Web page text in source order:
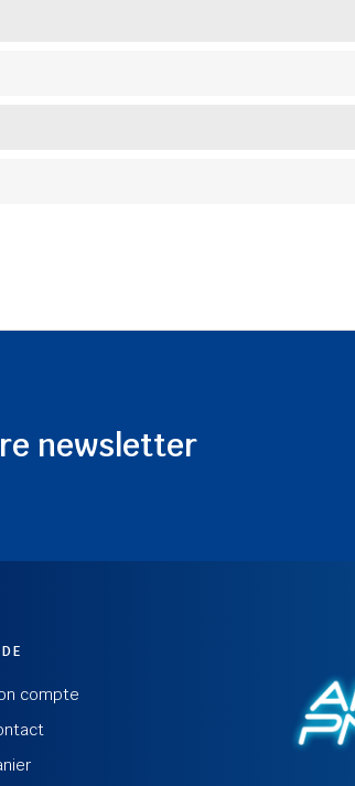
newsletter
compte